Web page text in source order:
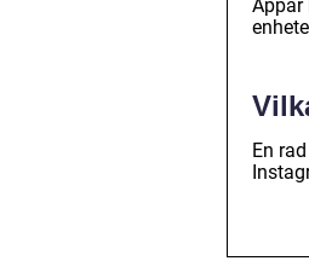
Appar
En